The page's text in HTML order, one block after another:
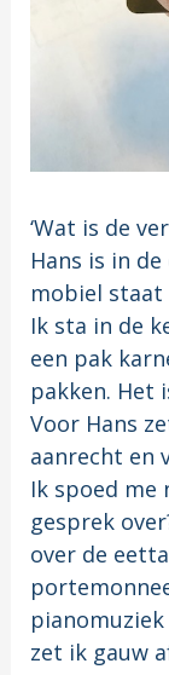
‘Wat is de
Hans is in
mobiel staat
Ik sta in de
een pak
pakken. Het
Voor Hans
aanrecht en
Ik spoed me
gesprek
over de
zet ik gauw